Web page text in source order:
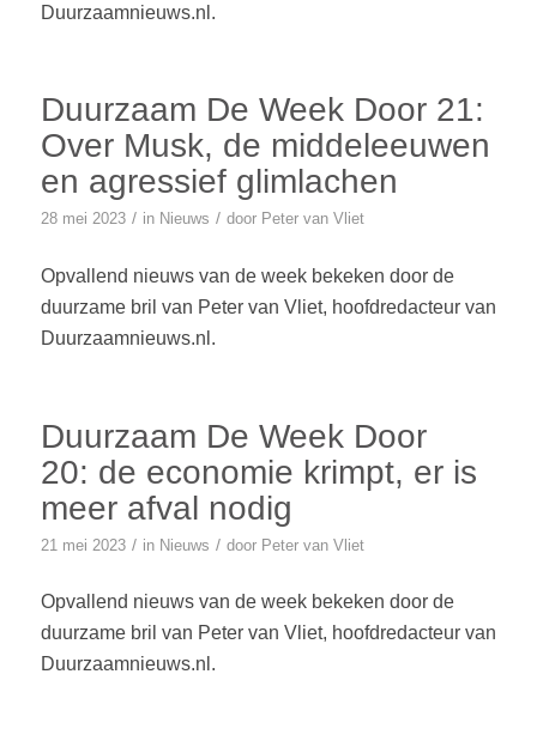
Duurzaamnieuws.nl.
Duurzaam De Week Door 21:
Over Musk, de middeleeuwen
en agressief glimlachen
28 mei 2023 / in Nieuws / door Peter van Vliet
Opvallend nieuws van de week bekeken door de
duurzame bril van Peter van Vliet, hoofdredacteur van
Duurzaamnieuws.nl.
Duurzaam De Week Door
20: de economie krimpt, er is
meer afval nodig
21 mei 2023 / in Nieuws / door Peter van Vliet
Opvallend nieuws van de week bekeken door de
duurzame bril van Peter van Vliet, hoofdredacteur van
Duurzaamnieuws.nl.